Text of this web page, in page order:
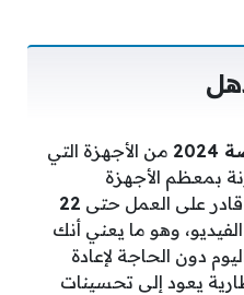
من الأجهزة التي
بمعظم الأجهزة
على العمل حتى 22
وهو ما يعني أنك
دون الحاجة لإعادة
يعود إلى تحسينات